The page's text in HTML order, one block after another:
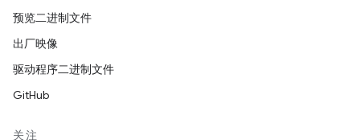
预览二进制文件
出厂映像
驱动程序二进制文件
GitHub
关注